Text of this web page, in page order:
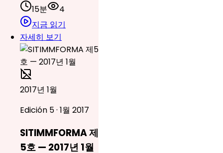
15분
4
지금 읽기
자세히 보기
2017년 1월
Edición 5 · 1월 2017
SITIMMFORMA 제
5호 — 2017년 1월